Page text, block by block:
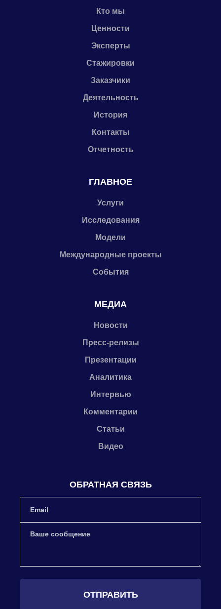
Кто мы
Ценности
Эксперты
Стажировки
Заказчики
Деятельность
История
Контакты
Отчетность
ГЛАВНОЕ
Услуги
Исследования
Модели
Международные проекты
События
МЕДИА
Новости
Пресс-релизы
Презентации
Аналитика
Интервью
Комментарии
Статьи
Видео
ОБРАТНАЯ СВЯЗЬ
ОТПРАВИТЬ